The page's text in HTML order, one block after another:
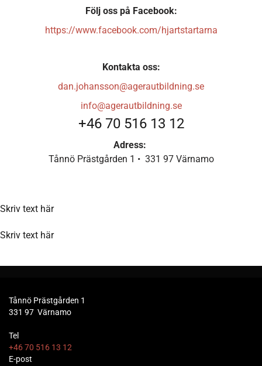
Följ oss på Facebook:
https://www.facebook.com/hjartstartarna
Kontakta oss:
dan.johansson@agerautbildning.se
info@agerautbildning.se
+46 70 516 13 12
Adress:
Tånnö Prästgården 1 • 331 97 Värnamo
Skriv text här
Skriv text här
Tånnö Prästgården 1
331 97 Värnamo
Tel
+46 70 516 13 12
E-post